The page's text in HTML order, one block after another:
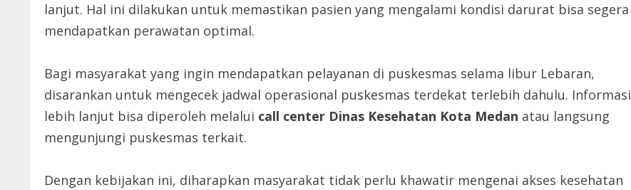
lanjut. Hal ini dilakukan untuk memastikan pasien yang mengalami kondisi darurat bisa segera
mendapatkan perawatan optimal.
Bagi masyarakat yang ingin mendapatkan pelayanan di puskesmas selama libur Lebaran,
disarankan untuk mengecek jadwal operasional puskesmas terdekat terlebih dahulu. Informasi
lebih lanjut bisa diperoleh melalui call center Dinas Kesehatan Kota Medan atau langsung
mengunjungi puskesmas terkait.
Dengan kebijakan ini, diharapkan masyarakat tidak perlu khawatir mengenai akses kesehatan